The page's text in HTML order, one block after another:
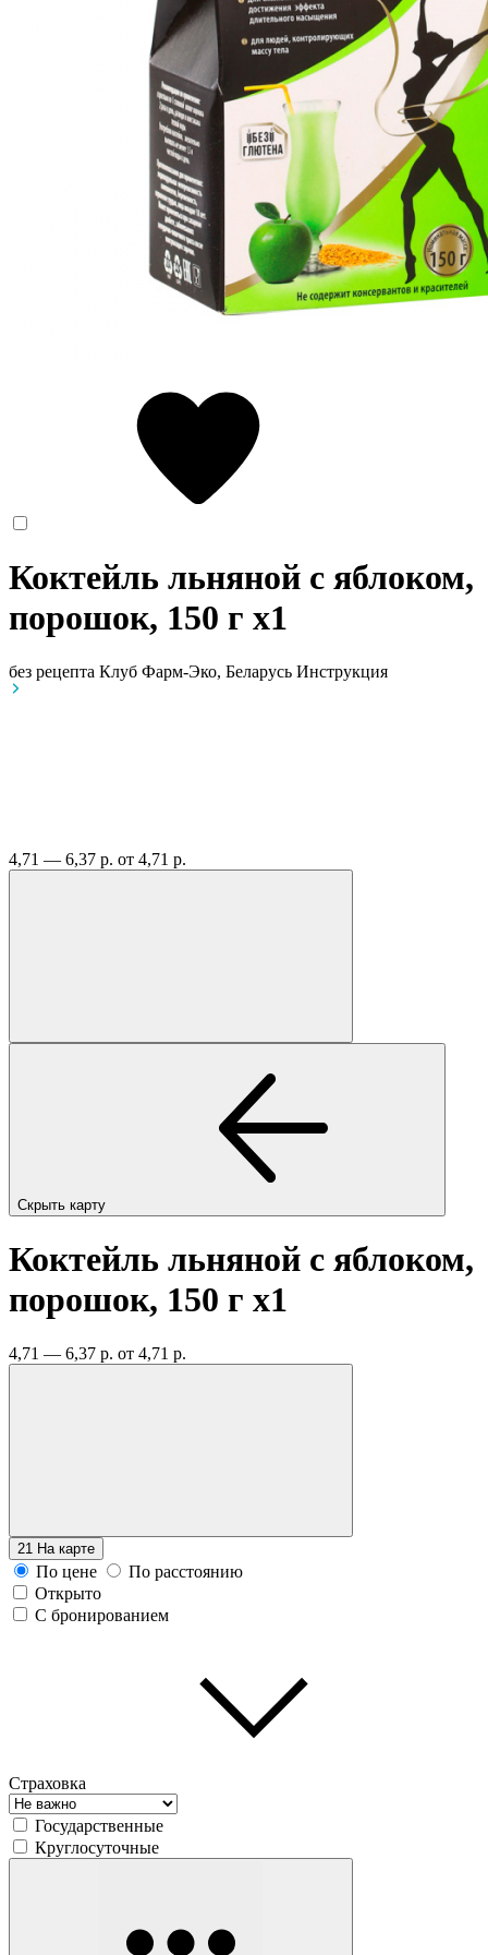
Коктейль льняной с яблоком,
порошок, 150 г x1
без рецепта Клуб Фарм-Эко, Беларусь Инструкция
4,71 — 6,37 р. от 4,71 р.
Скрыть карту
Коктейль льняной с яблоком,
порошок, 150 г x1
4,71 — 6,37 р. от 4,71 р.
21 На карте
По цене
По расстоянию
Открыто
С бронированием
Страховка
Государственные
Круглосуточные